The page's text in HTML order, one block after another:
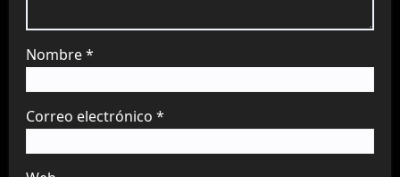
Nombre*
Correo electrónico *